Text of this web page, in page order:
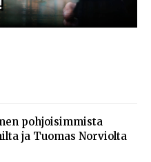
pohjoisimmista
ja Tuomas Norviolta